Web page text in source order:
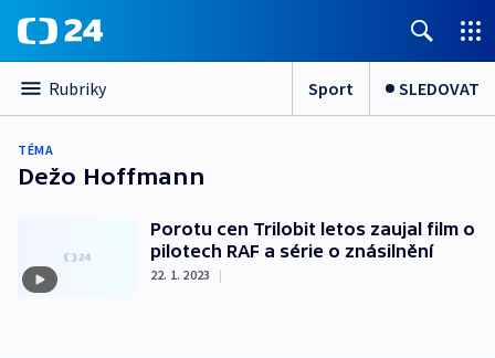
Rubriky Sport SLEDOVAT
TÉMA
Dežo Hoffmann
Porotu cen Trilobit letos zaujal film o
pilotech RAF a série o znásilnění
22. 1. 2023 |